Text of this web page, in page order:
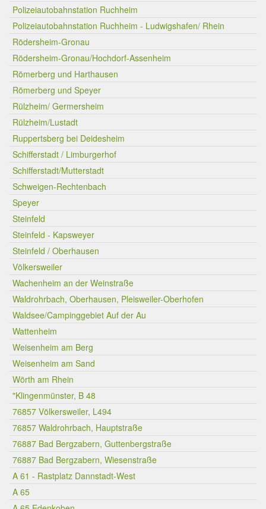
Polizeiautobahnstation Ruchheim
Polizeiautobahnstation Ruchheim - Ludwigshafen/ Rhein
Rödersheim-Gronau
Rödersheim-Gronau/Hochdorf-Assenheim
Römerberg und Harthausen
Römerberg und Speyer
Rülzheim/ Germersheim
Rülzheim/Lustadt
Ruppertsberg bei Deidesheim
Schifferstadt / Limburgerhof
Schifferstadt/Mutterstadt
Schweigen-Rechtenbach
Speyer
Steinfeld
Steinfeld - Kapsweyer
Steinfeld / Oberhausen
Völkersweiler
Wachenheim an der Weinstraße
Waldrohrbach, Oberhausen, Pleisweiler-Oberhofen
Waldsee/Campinggebiet Auf der Au
Wattenheim
Weisenheim am Berg
Weisenheim am Sand
Wörth am Rhein
"Klingenmünster, B 48
76857 Völkersweiler, L494
76857 Waldrohrbach, Hauptstraße
76887 Bad Bergzabern, Guttenbergstraße
76887 Bad Bergzabern, Wiesenstraße
A 61 - Rastplatz Dannstadt-West
A 65